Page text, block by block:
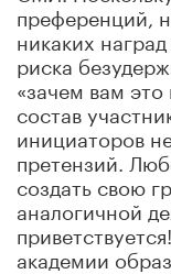
преференций,
никаких
риска
«зачем вам
состав
инициаторов
претензий.
создать свою
аналогичной
академии